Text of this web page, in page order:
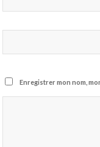
Enregistrer mon nom,